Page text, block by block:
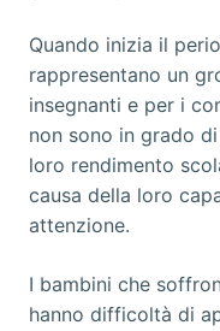
Quando inizia il
rappresentano un
insegnanti e per i
non sono in grado
loro rendimento
causa della loro
attenzione.
I bambini che
hanno difficoltà di